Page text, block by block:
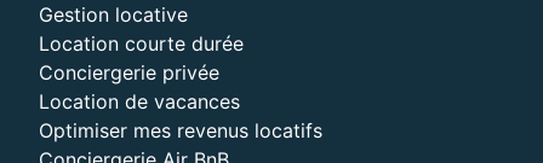
Gestion locative
Location courte durée
Conciergerie privée
Location de vacances
Optimiser mes revenus locatifs